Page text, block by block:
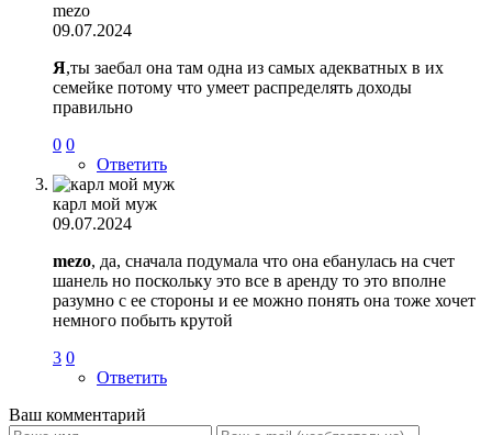
mezo
09.07.2024
Я,ты заебал она там одна из самых адекватных в их
семейке потому что умеет распределять доходы
правильно
0 0
Ответить
карл мой муж
09.07.2024
mezo, да, сначала подумала что она ебанулась на счет
шанель но поскольку это все в аренду то это вполне
разумно с ее стороны и ее можно понять она тоже хочет
немного побыть крутой
3 0
Ответить
Ваш комментарий